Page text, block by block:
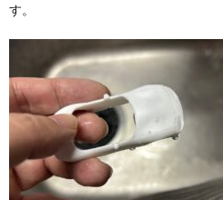
す。